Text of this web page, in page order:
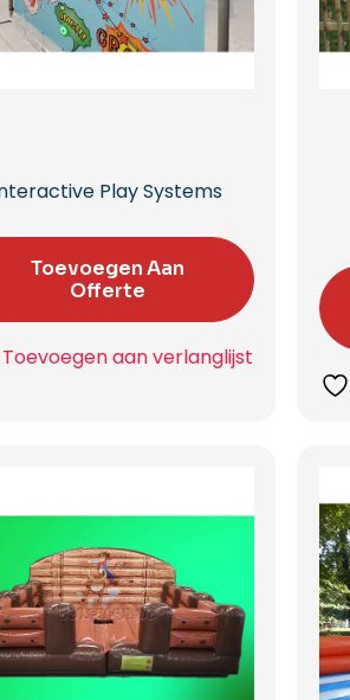
Play Systems
Toevoegen Aan
Offerte
Toevoegen aan verlanglijst